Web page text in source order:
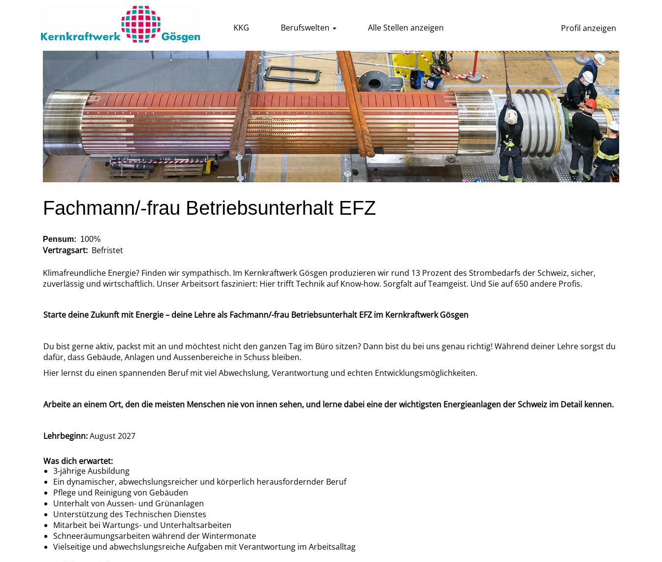
KKG Berufswelten Alle Stellen anzeigen Profil anzeigen
Fachmann/-frau Betriebsunterhalt EFZ
Pensum: 100%
Vertragsart: Befristet
Klimafreundliche Energie? Finden wir sympathisch. Im Kernkraftwerk Gösgen produzieren wir rund 13 Prozent des Strombedarfs der Schweiz, sicher,
zuverlässig und wirtschaftlich. Unser Arbeitsort fasziniert: Hier trifft Technik auf Know-how. Sorgfalt auf Teamgeist. Und Sie auf 650 andere Profis.
Starte deine Zukunft mit Energie – deine Lehre als Fachmann/-frau Betriebsunterhalt EFZ im Kernkraftwerk Gösgen
Du bist gerne aktiv, packst mit an und möchtest nicht den ganzen Tag im Büro sitzen? Dann bist du bei uns genau richtig! Während deiner Lehre sorgst du
dafür, dass Gebäude, Anlagen und Aussenbereiche in Schuss bleiben.
Hier lernst du einen spannenden Beruf mit viel Abwechslung, Verantwortung und echten Entwicklungsmöglichkeiten.
Arbeite an einem Ort, den die meisten Menschen nie von innen sehen, und lerne dabei eine der wichtigsten Energieanlagen der Schweiz im Detail kennen.
Lehrbeginn:August 2027
Was dich erwartet:
3-jährige Ausbildung
Ein dynamischer, abwechslungsreicher und körperlich herausfordernder Beruf
Pflege und Reinigung von Gebäuden
Unterhalt von Aussen- und Grünanlagen
Unterstützung des Technischen Dienstes
Mitarbeit bei Wartungs- und Unterhaltsarbeiten
Schneeräumungsarbeiten während der Wintermonate
Vielseitige und abwechslungsreiche Aufgaben mit Verantwortung im Arbeitsalltag